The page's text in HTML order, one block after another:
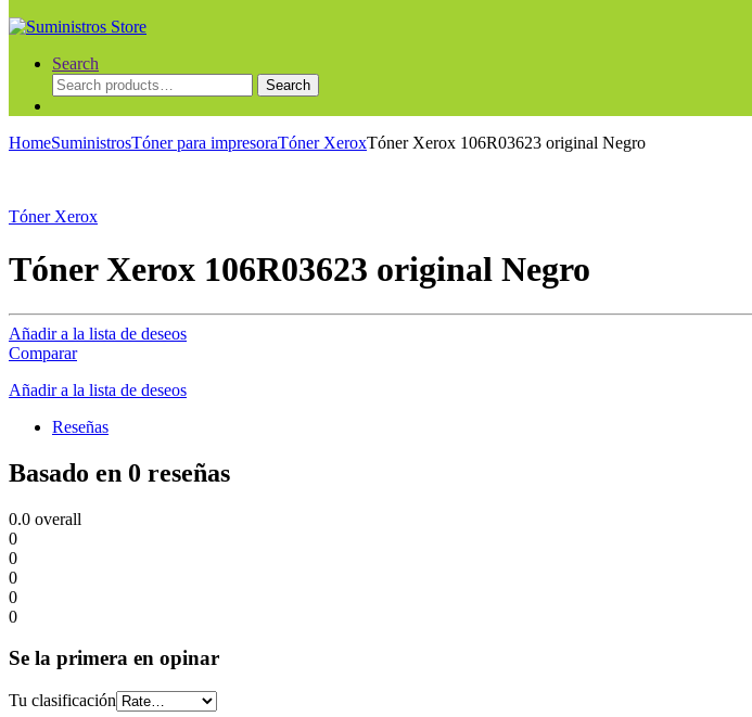
Search
Search
for:
Search
HomeSuministrosTóner para impresoraTóner XeroxTóner Xerox 106R03623 original Negro
Tóner Xerox
Tóner Xerox 106R03623 original Negro
Añadir a la lista de deseos
Comparar
Añadir a la lista de deseos
Reseñas
Basado en 0 reseñas
0.0 overall
0
0
0
0
0
Se la primera en opinar
Tu clasificación